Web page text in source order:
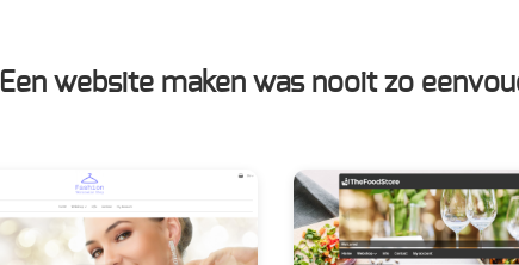
Een website maken was nooit zo